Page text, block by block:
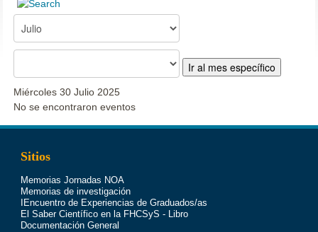
Ir al mes específico
Miércoles 30 Julio 2025
No se encontraron eventos
Sitios
Memorias Jornadas NOA
Memorias de investigación
IEncuentro de Experiencias de Graduados/as
El Saber Científico en la FHCSyS - Libro
Documentación General